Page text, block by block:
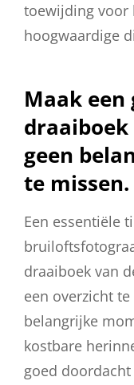
toewijding voor
hoogwaardige
Maak
draaiboek
geen
te missen.
Een essentiële
draaiboek van
een overzicht
belangrijke
kostbare
goed